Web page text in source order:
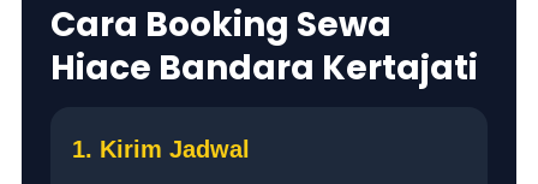
Cara Booking Sewa
Hiace Bandara Kertajati
1. Kirim Jadwal